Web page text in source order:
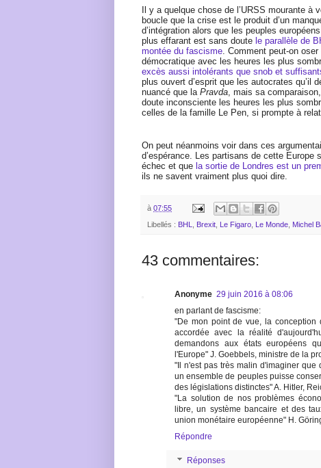
Il y a quelque chose de l’URSS mourante à
boucle que la crise est le produit d’un
d’intégration alors que les peuples
plus effarant est sans doute le parallèle de
montée du fascisme . Comment peut-on
démocratique avec les heures les plus
excès aussi intolérants que snob et
plus ouvert d’esprit que les autocrates qu’il
nuancé que la Pravda , mais sa
doute inconsciente les heures les plus
celles de la famille Le Pen, si prompte à
On peut néanmoins voir dans ces
d’espérance. Les partisans de cette
échec et que la sortie de Londres est un
ils ne savent vraiment plus quoi dire.
à 07:55
Libellés : BHL Brexit Le Figaro Le Monde Michel
43 commentaires:
Anonyme 29 juin 2016 à 08:06
en parlant de fascisme:
"De mon point de vue, la
accordée avec la réalité
demandons aux états européens
l'Europe" J. Goebbels, ministre de la
"Il n'est pas très malin d'imaginer
un ensemble de peuples puisse
des législations distinctes" A. Hitler,
"La solution de nos problèmes
libre, un système bancaire et des
union monétaire européenne" H.
Répondre
Réponses